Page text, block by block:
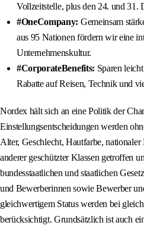
Vollzeitstelle, plus den 24. und 31.
#OneCompany: Gemeinsam
aus 95 Nationen fördern wir eine
Unternehmenskultur.
#CorporateBenefits: Sparen
Rabatte auf Reisen, Technik und
Nordex hält sich an eine Politik der
Einstellungsentscheidungen werden
Alter, Geschlecht, Hautfarbe,
anderer geschützter Klassen getroffen
bundesstaatlichen und staatlichen
und Bewerberinnen sowie Bewerber
gleichwertigem Status werden bei
berücksichtigt. Grundsätzlich ist auch